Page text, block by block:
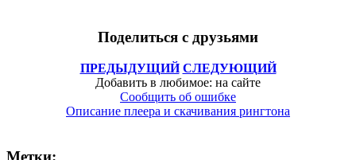
Поделиться с друзьями
ПРЕДЫДУЩИЙ СЛЕДУЮЩИЙ
Добавить в любимое: на сайте
Сообщить об ошибке
Описание плеера и скачивания рингтона
Метки: